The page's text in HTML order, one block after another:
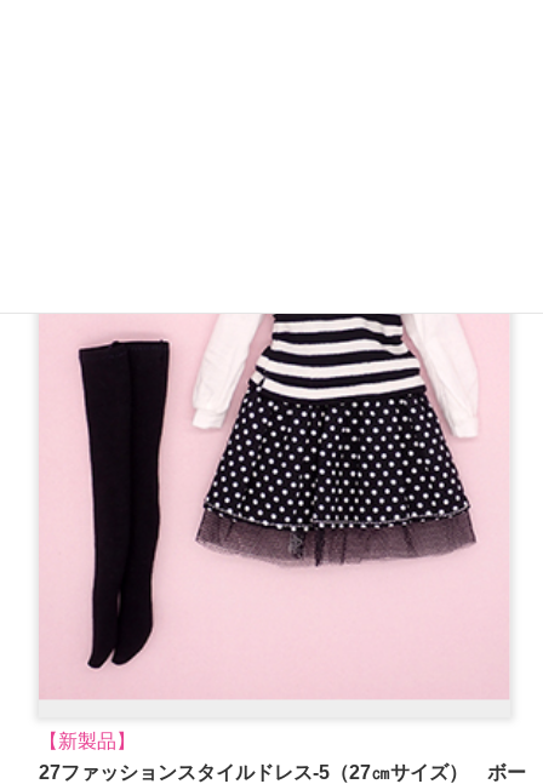
【新製品】
27ファッションスタイルドレス-5（27㎝サイズ） ボー